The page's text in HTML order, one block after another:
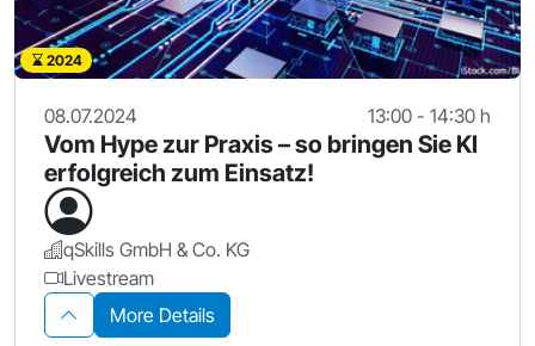
2024
08.07.2024 13:00 - 14:30 h
Vom Hype zur Praxis – so bringen Sie KI
erfolgreich zum Einsatz!
qSkills GmbH & Co. KG
Livestream
More Details